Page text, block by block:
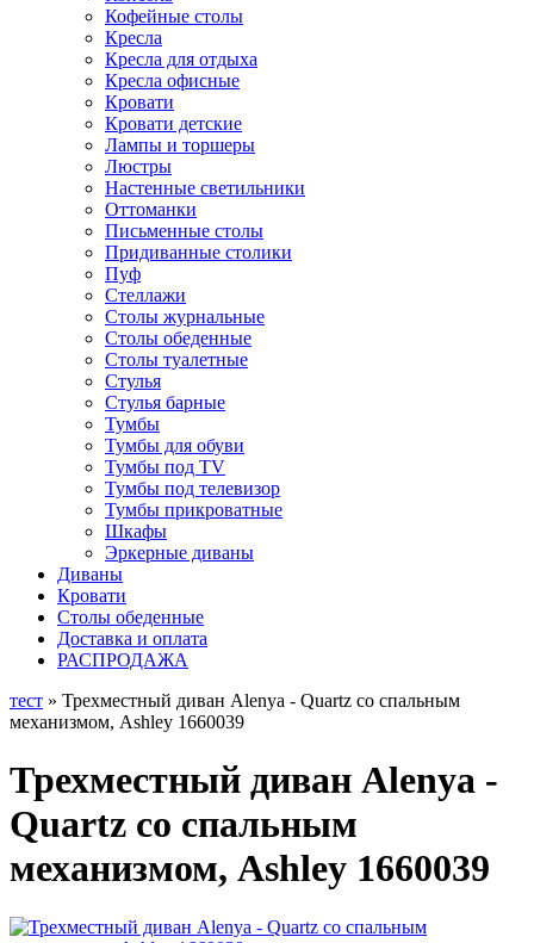
Кофейные столы
Кресла
Кресла для отдыха
Кресла офисные
Кровати
Кровати детские
Лампы и торшеры
Люстры
Настенные светильники
Оттоманки
Письменные столы
Придиванные столики
Пуф
Стеллажи
Столы журнальные
Столы обеденные
Столы туалетные
Стулья
Стулья барные
Тумбы
Тумбы для обуви
Тумбы под TV
Тумбы под телевизор
Тумбы прикроватные
Шкафы
Эркерные диваны
Диваны
Кровати
Столы обеденные
Доставка и оплата
РАСПРОДАЖА
тест » Трехместный диван Alenya - Quartz со спальным
механизмом, Ashley 1660039
Трехместный диван Alenya -
Quartz со спальным
механизмом, Ashley 1660039